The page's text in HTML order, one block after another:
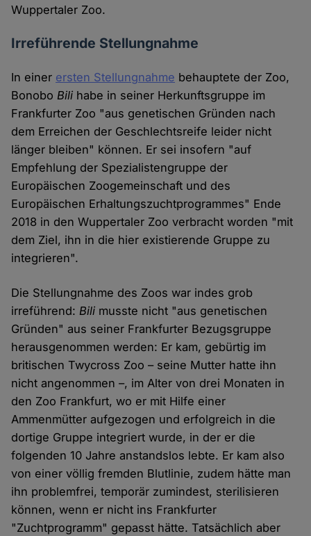
Wuppertaler Zoo.
Irreführende Stellungnahme
In einer ersten Stellungnahme behauptete der Zoo,
BonoboBili habe in seiner Herkunftsgruppe im
Frankfurter Zoo "aus genetischen Gründen nach
dem Erreichen der Geschlechtsreife leider nicht
länger bleiben" können. Er sei insofern "auf
Empfehlung der Spezialistengruppe der
Europäischen Zoogemeinschaft und des
Europäischen Erhaltungszuchtprogrammes" Ende
2018 in den Wuppertaler Zoo verbracht worden "mit
dem Ziel, ihn in die hier existierende Gruppe zu
integrieren".
Die Stellungnahme des Zoos war indes grob
irreführend:Bili musste nicht "aus genetischen
Gründen" aus seiner Frankfurter Bezugsgruppe
herausgenommen werden: Er kam, gebürtig im
britischen Twycross Zoo – seine Mutter hatte ihn
nicht angenommen –, im Alter von drei Monaten in
den Zoo Frankfurt, wo er mit Hilfe einer
Ammenmütter aufgezogen und erfolgreich in die
dortige Gruppe integriert wurde, in der er die
folgenden 10 Jahre anstandslos lebte. Er kam also
von einer völlig fremden Blutlinie, zudem hätte man
ihn problemfrei, temporär zumindest, sterilisieren
können, wenn er nicht ins Frankfurter
"Zuchtprogramm" gepasst hätte. Tatsächlich aber